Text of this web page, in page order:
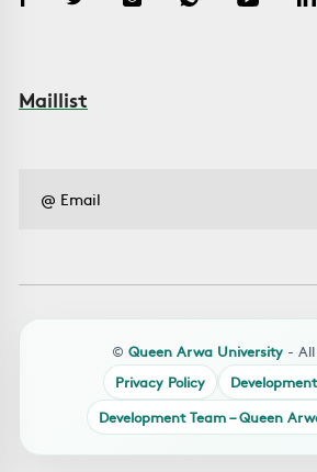
Maillist
© Queen Arwa University -
Privacy Policy
Development Team – Queen